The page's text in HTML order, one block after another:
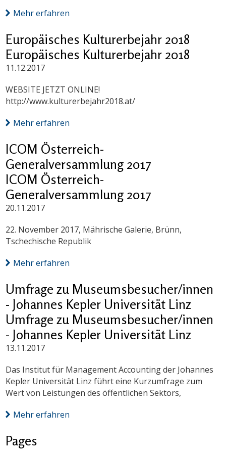
Mehr erfahren
Europäisches Kulturerbejahr 2018
Europäisches Kulturerbejahr 2018
11.12.2017
WEBSITE JETZT ONLINE!
http://www.kulturerbejahr2018.at/
Mehr erfahren
ICOM Österreich-
Generalversammlung 2017
ICOM Österreich-
Generalversammlung 2017
20.11.2017
22. November 2017, Mährische Galerie, Brünn,
Tschechische Republik
Mehr erfahren
Umfrage zu Museumsbesucher/innen
- Johannes Kepler Universität Linz
Umfrage zu Museumsbesucher/innen
- Johannes Kepler Universität Linz
13.11.2017
Das Institut für Management Accounting der Johannes
Kepler Universität Linz führt eine Kurzumfrage zum
Wert von Leistungen des öffentlichen Sektors,
Mehr erfahren
Pages